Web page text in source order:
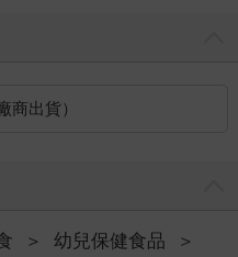
商出貨）
＞ 幼兒保健食品
＞